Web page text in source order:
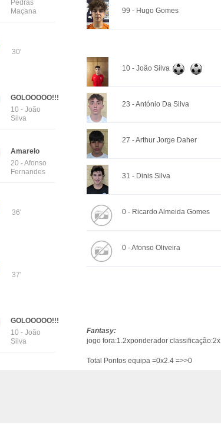
Pedras
Maçana
30'
GOLOOOOO!!!
10 - João
Silva
Amarelo
20 - Afonso
Fernandes
36'
37'
GOLOOOOO!!!
10 - João
Silva
99 - Hugo Gomes
10 - João Silva
23 - António Da Silva
27 - Arthur Jorge Daher
31 - Dinis Silva
0 - Ricardo Almeida Gomes
0 - Afonso Oliveira
Fantasy:
jogo fora:1.2xponderador classificação:2x
Total Pontos equipa =0x2.4 =>>0